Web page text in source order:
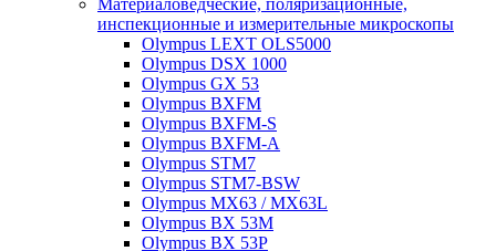
инспекционные и измерительные микроскопы
Olympus LEXT OLS5000
Olympus DSX 1000
Olympus GX 53
Olympus BXFM
Olympus BXFM-S
Olympus BXFM-A
Olympus STM7
Olympus STM7-BSW
Olympus MX63 / MX63L
Olympus BX 53M
Olympus BX 53P